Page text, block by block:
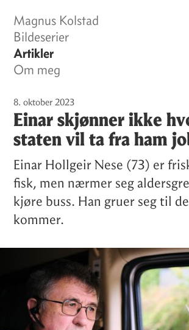
Magnus Kolstad
Bildeserier
Artikler
Om meg
8. oktober 2023
Einar skjønner ikke
staten vil ta fra ham
Einar Hollgeir Nese (73) er
fisk, men nærmer seg
kjøre buss. Han gruer seg til
kommer.